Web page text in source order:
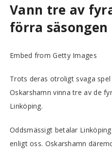
Vann tre av
förra säsongen
Embed from Getty Images
Trots deras otroligt svaga
Oskarshamn vinna tre av de
Linköping.
Oddsmässigt betalar
enligt oss. Oskarshamn